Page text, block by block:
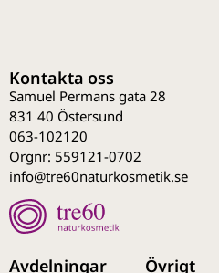
Kontakta oss
Samuel Permans gata 28
831 40 Östersund
063-102120
Orgnr: 559121-0702
info@tre60naturkosmetik.se
Avdelningar Övrigt